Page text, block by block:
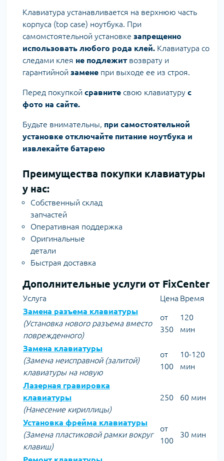
Клавиатура устанавливается на верхнюю часть
корпуса (top case) ноутбука. При
самомстоятельной установке запрещенно
использовать любого рода клей. Клавиатура со
следами клея не подлежит возврату и
гарантийной замене при выходе ее из строя.
Перед покупкой сравните свою клавиатуру с
фото на сайте.
Будьте внимательны, при самостоятельной
установке отключайте питание ноутбука и
извлекайте батарею
Преимущества покупки клавиатуры
у нас:
Собственный склад
запчастей
Оперативная поддержка
Оригинальные
детали
Быстрая доставка
Дополнительные услуги от FixCenter
Услуга Цена Время
Замена разъема клавиатуры
(Установка нового разъема вместо
поврежденного)
от
350
120
мин
Замена клавиатуры
(Замена неисправной (залитой)
клавиатуры на новую
от
100
10-120
мин
Лазерная гравировка
клавиатуры
(Нанесение кириллицы)
250 60 мин
Установка фрейма клавиатуры
(Замена пластиковой рамки вокруг
клавиш)
от
100
30 мин